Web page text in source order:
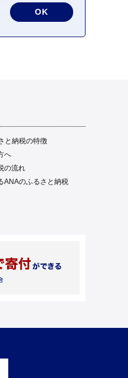
と納税の特徴
へ
の流れ
ANAのふるさと納税
OK